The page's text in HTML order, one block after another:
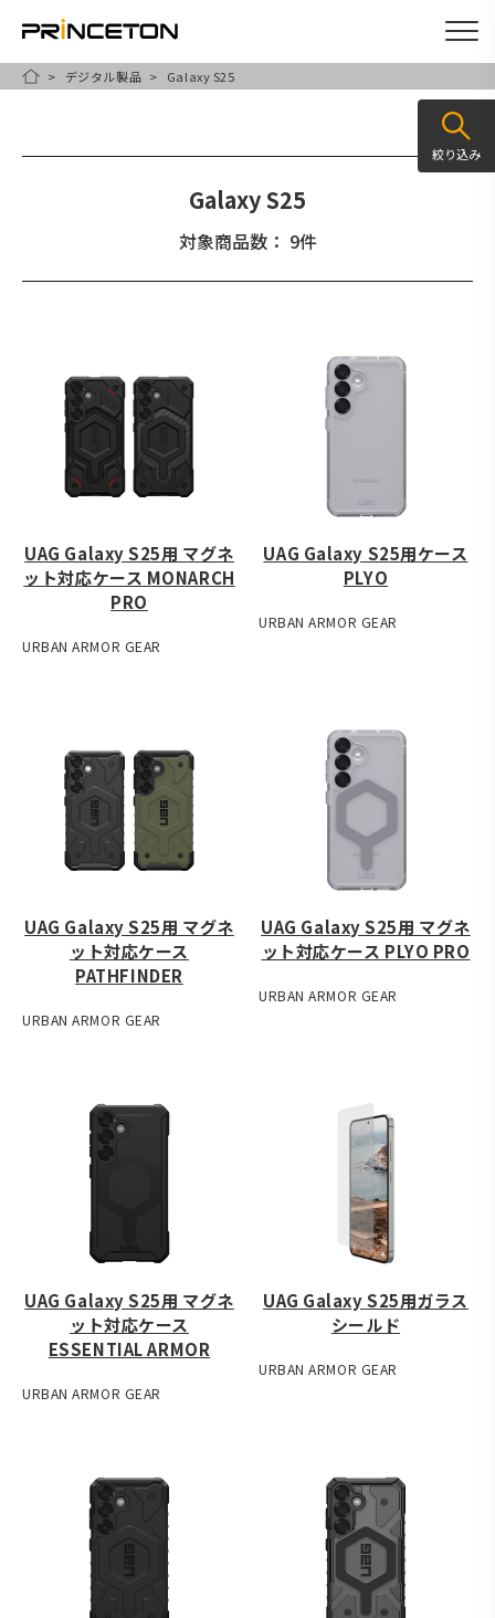
HOMEデジタル製品 Galaxy S25
Galaxy S25
対象商品数： 9件
UAG Galaxy S25用 マグネ
ット対応ケース MONARCH
PRO
URBAN ARMOR GEAR
UAG Galaxy S25用ケース
PLYO
URBAN ARMOR GEAR
UAG Galaxy S25用 マグネ
ット対応ケース
PATHFINDER
URBAN ARMOR GEAR
UAG Galaxy S25用 マグネ
ット対応ケース PLYO PRO
URBAN ARMOR GEAR
UAG Galaxy S25用 マグネ
ット対応ケース
ESSENTIAL ARMOR
URBAN ARMOR GEAR
UAG Galaxy S25用ガラス
シールド
URBAN ARMOR GEAR
絞り込み